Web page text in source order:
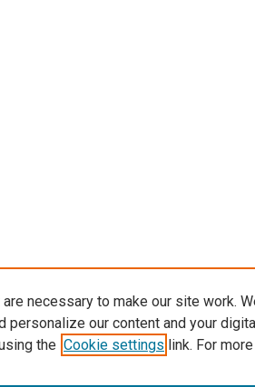
necessary to make our site work.
personalize our content and your
the Cookie settings link. For